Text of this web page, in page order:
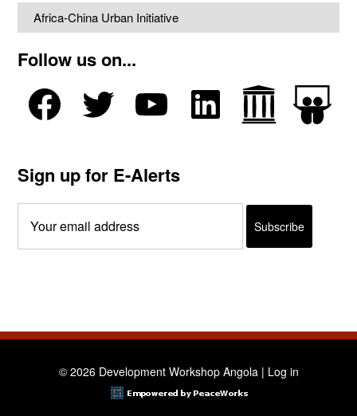
Africa-China Urban Initiative
Follow us on...
Sign up for E-Alerts
© 2026 Development Workshop Angola | Log in